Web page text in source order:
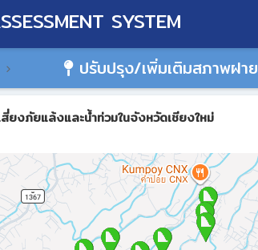
SYSTEM
ปรับปรุง/เพิ่มเติมสภาพฝาย
ยงภัยแล้งและน้ำท่วมในจังหวัดเชียงใหม่